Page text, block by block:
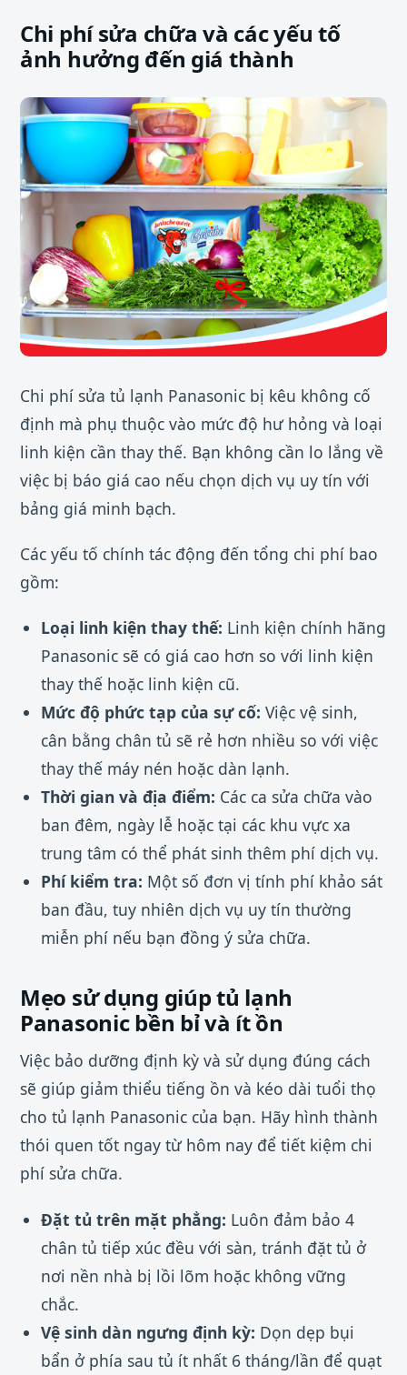
Chi phí sửa chữa và các yếu tố
ảnh hưởng đến giá thành
Chi phí sửa tủ lạnh Panasonic bị kêu không cố
định mà phụ thuộc vào mức độ hư hỏng và loại
linh kiện cần thay thế. Bạn không cần lo lắng về
việc bị báo giá cao nếu chọn dịch vụ uy tín với
bảng giá minh bạch.
Các yếu tố chính tác động đến tổng chi phí bao
gồm:
Loại linh kiện thay thế: Linh kiện chính hãng
Panasonic sẽ có giá cao hơn so với linh kiện
thay thế hoặc linh kiện cũ.
Mức độ phức tạp của sự cố: Việc vệ sinh,
cân bằng chân tủ sẽ rẻ hơn nhiều so với việc
thay thế máy nén hoặc dàn lạnh.
Thời gian và địa điểm: Các ca sửa chữa vào
ban đêm, ngày lễ hoặc tại các khu vực xa
trung tâm có thể phát sinh thêm phí dịch vụ.
Phí kiểm tra: Một số đơn vị tính phí khảo sát
ban đầu, tuy nhiên dịch vụ uy tín thường
miễn phí nếu bạn đồng ý sửa chữa.
Mẹo sử dụng giúp tủ lạnh
Panasonic bền bỉ và ít ồn
Việc bảo dưỡng định kỳ và sử dụng đúng cách
sẽ giúp giảm thiểu tiếng ồn và kéo dài tuổi thọ
cho tủ lạnh Panasonic của bạn. Hãy hình thành
thói quen tốt ngay từ hôm nay để tiết kiệm chi
phí sửa chữa.
Đặt tủ trên mặt phẳng: Luôn đảm bảo 4
chân tủ tiếp xúc đều với sàn, tránh đặt tủ ở
nơi nền nhà bị lồi lõm hoặc không vững
chắc.
Vệ sinh dàn ngưng định kỳ: Dọn dẹp bụi
bẩn ở phía sau tủ ít nhất 6 tháng/lần để quạt